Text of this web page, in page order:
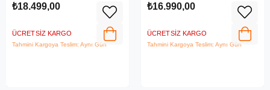
₺16.990,00
ÜCRETSIZ KARGO
Tahmini Kargoya Teslim: Aynı Gün
₺6.999,00
ÜCRETSIZ KARGO
Tahmini Kargoya Teslim: Aynı Gün